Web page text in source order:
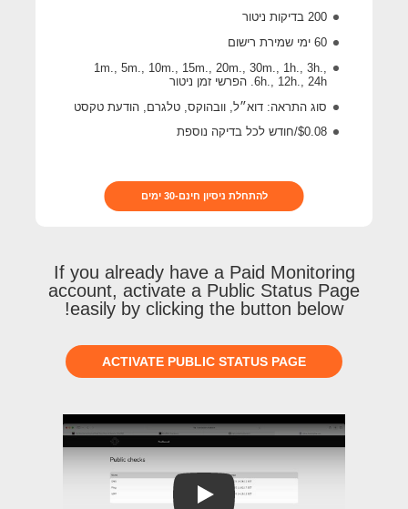
200 בדיקות ניטור
60 ימי שמירת רישום
1m., 5m., 10m., 15m., 20m., 30m., 1h., 3h.,
6h., 12h., 24h. הפרשי זמן ניטור
סוג התראה: דוא״ל, וובהוקס, טלגרם, הודעת טקסט
$0.08/חודש לכל בדיקה נוספת
להתחלת ניסיון חינם-30 ימים
If you already have a Paid Monitoring
account, activate a Public Status Page
easily by clicking the button below!
ACTIVATE PUBLIC STATUS PAGE
Play